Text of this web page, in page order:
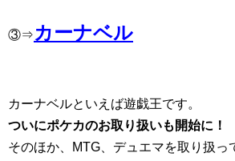
③⇒ カーナベル
カーナベルといえば遊戯王です。
ついにポケカのお取り扱いも開始に！
そのほか、MTG、デュエマを取り扱っ